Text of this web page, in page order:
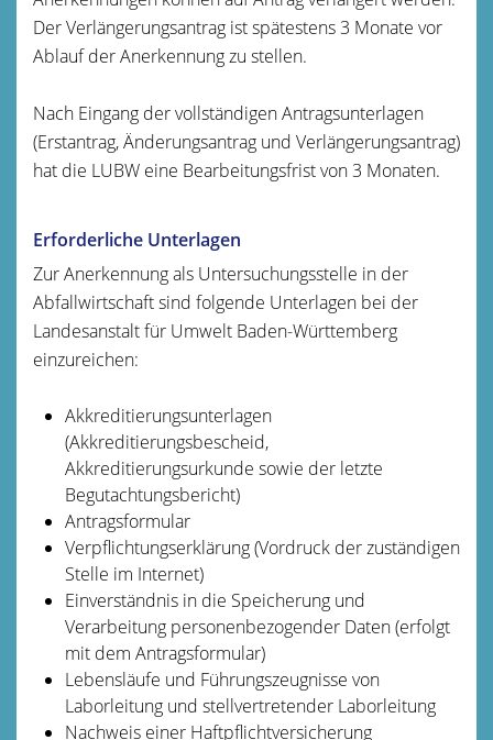
Der Verlängerungsantrag ist spätestens 3 Monate vor
Ablauf der Anerkennung zu stellen.
Nach Eingang der vollständigen Antragsunterlagen
(Erstantrag, Änderungsantrag und Verlängerungsantrag)
hat die LUBW eine Bearbeitungsfrist von 3 Monaten.
Erforderliche Unterlagen
Zur Anerkennung als Untersuchungsstelle in der
Abfallwirtschaft sind folgende Unterlagen bei der
Landesanstalt für Umwelt Baden-Württemberg
einzureichen:
Akkreditierungsunterlagen
(Akkreditierungsbescheid,
Akkreditierungsurkunde sowie der letzte
Begutachtungsbericht)
Antragsformular
Verpflichtungserklärung (Vordruck der zuständigen
Stelle im Internet)
Einverständnis in die Speicherung und
Verarbeitung personenbezogender Daten (erfolgt
mit dem Antragsformular)
Lebensläufe und Führungszeugnisse von
Laborleitung und stellvertretender Laborleitung
Nachweis einer Haftpflichtversicherung